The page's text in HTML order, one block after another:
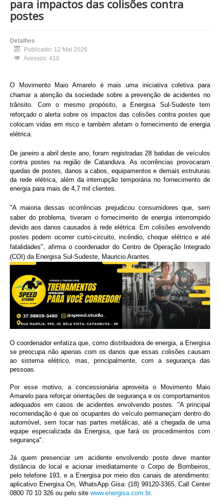
para impactos das colisões contra
postes
Detalhes
Publicado: 12 Mai 2026
Acessos: 410
O Movimento Maio Amarelo é mais uma iniciativa coletiva para
chamar a atenção da sociedade sobre a prevenção de acidentes no
trânsito. Com o mesmo propósito, a Energisa Sul-Sudeste tem
reforçado o alerta sobre os impactos das colisões contra postes que
colocam vidas em risco e também afetam o fornecimento de energia
elétrica.
De janeiro a abril deste ano, foram registradas 28 batidas de veículos
contra postes na região de Catanduva. As ocorrências provocaram
quedas de postes, danos a cabos, equipamentos e demais estruturas
da rede elétrica, além da interrupção temporária no fornecimento de
energia para mais de 4,7 mil clientes.
"A maioria dessas ocorrências prejudicou consumidores que, sem
saber do problema, tiveram o fornecimento de energia interrompido
devido aos danos causados à rede elétrica. Em colisões envolvendo
postes podem ocorrer curto-circuito, incêndio, choque elétrico e até
fatalidades", afirma o coordenador do Centro de Operação Integrado
(COI) da Energisa Sul-Sudeste, Mauricio Arantes.
O coordenador enfatiza que, como distribuidora de energia, a Energisa
se preocupa não apenas com os danos que essas colisões causam
ao sistema elétrico, mas, principalmente, com a segurança das
pessoas.
Por esse motivo, a concessionária aproveita o Movimento Maio
Amarelo para reforçar orientações de segurança e os comportamentos
adequados em casos de acidentes envolvendo postes. "A principal
recomendação é que os ocupantes do veículo permaneçam dentro do
automóvel, sem tocar nas partes metálicas, até a chegada de uma
equipe especializada da Energisa, que fará os procedimentos com
segurança".
Já quem presenciar um acidente envolvendo poste deve manter
distância do local e acionar imediatamente o Corpo de Bombeiros,
pelo telefone 193, e a Energisa por meio dos canais de atendimento:
aplicativo Energisa On, WhatsApp Gisa: (18) 99120-3365, Call Center
0800 70 10 326 ou pelo site www.energisa.com.br.